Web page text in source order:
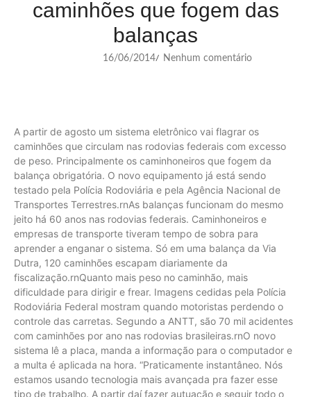
caminhões que fogem das
balanças
16/06/2014/ Nenhum comentário
A partir de agosto um sistema eletrônico vai flagrar os
caminhões que circulam nas rodovias federais com excesso
de peso. Principalmente os caminhoneiros que fogem da
balança obrigatória. O novo equipamento já está sendo
testado pela Polícia Rodoviária e pela Agência Nacional de
Transportes Terrestres.rnAs balanças funcionam do mesmo
jeito há 60 anos nas rodovias federais. Caminhoneiros e
empresas de transporte tiveram tempo de sobra para
aprender a enganar o sistema. Só em uma balança da Via
Dutra, 120 caminhões escapam diariamente da
fiscalização.rnQuanto mais peso no caminhão, mais
dificuldade para dirigir e frear. Imagens cedidas pela Polícia
Rodoviária Federal mostram quando motoristas perdendo o
controle das carretas. Segundo a ANTT, são 70 mil acidentes
com caminhões por ano nas rodovias brasileiras.rnO novo
sistema lê a placa, manda a informação para o computador e
a multa é aplicada na hora. “Praticamente instantâneo. Nós
estamos usando tecnologia mais avançada pra fazer esse
tipo de trabalho. A partir daí fazer autuação e seguir todo o